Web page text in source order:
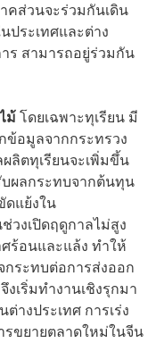
คส่วนจะร่วมกันเดิน
ประเทศและต่าง
ร สามารถอยู่ร่วมกัน
ม้ โดยเฉพาะทุเรียน มี
ข้อมูลจากกระทรวง
ลิตทุเรียนจะเพิ่มขึ้น
ผลกระทบจากต้นทุน
แย้งใน
วงเปิดฤดูกาลไม่สูง
ร้อนและแล้ง ทำให้
กระทบต่อการส่งออก
เริ่มทำงานเชิงรุกมา
างประเทศ การเร่ง
รขยายตลาดใหม่ในจีน